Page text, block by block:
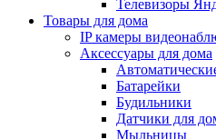
Телевизоры
Товары для дома
IP камеры
Аксессуары для дома
Батарейки
Будильники
Датчики для
Мыльницы